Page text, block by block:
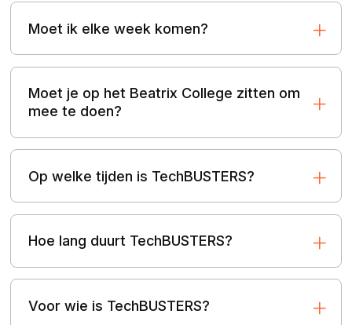
Moet ik elke week komen?
Moet je op het Beatrix College zitten om
mee te doen?
Op welke tijden is TechBUSTERS?
Hoe lang duurt TechBUSTERS?
Voor wie is TechBUSTERS?